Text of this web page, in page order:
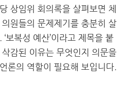
상임위 회의록을 살펴보면 체
원들의 문제제기를 충분히 살
보복성 예산’이라고 제목을 붙
감된 이유는 무엇인지 의문을
론의 역할이 필요해 보입니다.